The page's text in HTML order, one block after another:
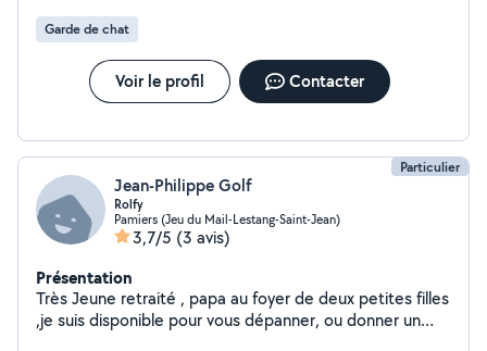
Garde de chat
Voir le profil Contacter
Particulier
Jean-Philippe Golf
Rolfy
Pamiers (Jeu du Mail-Lestang-Saint-Jean)
3,7/5 (3 avis)
Présentation
Très Jeune retraité , papa au foyer de deux petites filles
,je suis disponible pour vous dépanner, ou donner un